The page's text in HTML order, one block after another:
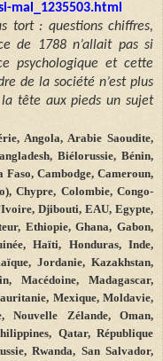
mal_1235503.html
tort : questions chiffres,
de 1788 n’allait pas si
psychologique et cette
de la société n’est plus
tête aux pieds un sujet
Angola, Arabie Saoudite,
Biélorussie, Bénin,
Cambodge, Cameroun,
Chypre, Colombie, Congo-
Djibouti, EAU, Egypte,
Ethiopie, Ghana, Gabon,
Haïti, Honduras, Inde,
Jordanie, Kazakhstan,
Macédoine, Madagascar,
Mexique, Moldavie,
Nouvelle Zélande, Oman,
Qatar, République
Rwanda, San Salvador,